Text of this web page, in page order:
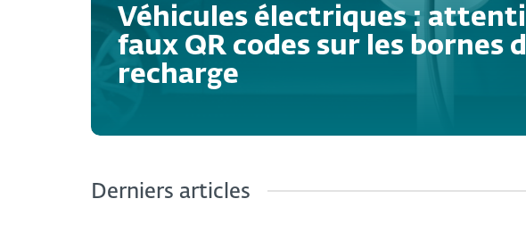
Véhicules électriques :
faux QR codes sur les bornes
recharge
Derniers articles